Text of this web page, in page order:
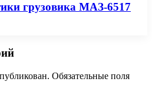
грузовика МАЗ-6517
Обязательные поля